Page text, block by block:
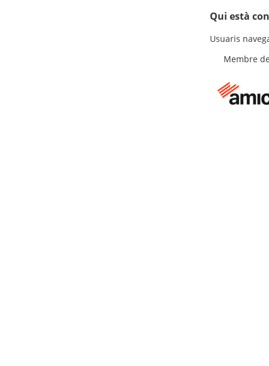
Qui està
Usuaris
Membre